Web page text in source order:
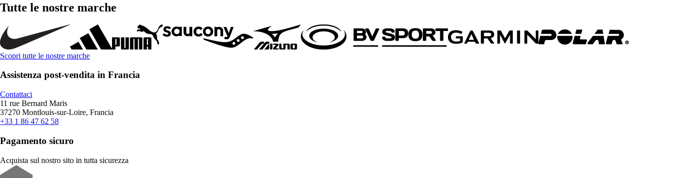
Tutte le nostre marche
Scopri tutte le nostre marche
Assistenza post-vendita in Francia
Contattaci
11 rue Bernard Maris
37270 Montlouis-sur-Loire, Francia
+33 1 86 47 62 58
Pagamento sicuro
Acquista sul nostro sito in tutta sicurezza